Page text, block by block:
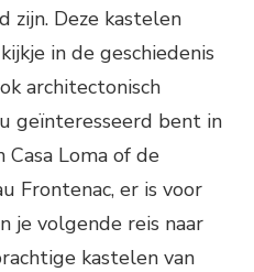
zijn. Deze kastelen
in de geschiedenis
architectonisch
geïnteresseerd bent in
Loma of de
Frontenac, er is voor
je volgende reis naar
kastelen van